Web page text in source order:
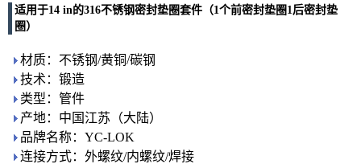
适用于14 in的316不锈钢密封垫圈套件（1个前密封垫圈1后密封垫
圈）
材质：不锈钢/黄铜/碳钢
技术：锻造
类型：管件
产地：中国江苏（大陆）
品牌名称：YC-LOK
连接方式：外螺纹/内螺纹/焊接